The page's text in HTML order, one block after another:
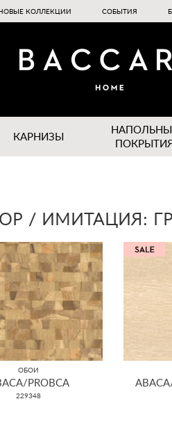
КОЛЛЕКЦИИ СОБЫТИЯ
КАРНИЗЫ
ПОКРЫТИЯ
/ ИМИТАЦИЯ:
ОБОИ
PROBCA
229348